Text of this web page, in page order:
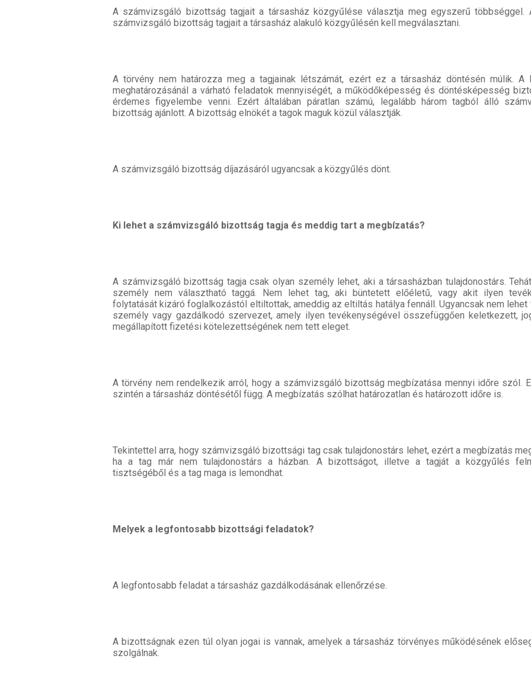
A számvizsgáló bizottság tagjait a társasház közgyűlése választja meg egyszerű többséggel.
számvizsgáló bizottság tagjait a társasház alakuló közgyűlésén kell megválasztani.
A törvény nem határozza meg a tagjainak létszámát, ezért ez a társasház döntésén múlik. A
meghatározásánál a várható feladatok mennyiségét, a működőképesség és döntésképesség
érdemes figyelembe venni. Ezért általában páratlan számú, legalább három tagból álló
bizottság ajánlott. A bizottság elnökét a tagok maguk közül választják.
A számvizsgáló bizottság díjazásáról ugyancsak a közgyűlés dönt.
Ki lehet a számvizsgáló bizottság tagja és meddig tart a megbízatás?
A számvizsgáló bizottság tagja csak olyan személy lehet, aki a társasházban tulajdonostárs.
személy nem választható taggá. Nem lehet tag, aki büntetett előéletű, vagy akit ilyen
folytatását kizáró foglalkozástól eltiltottak, ameddig az eltiltás hatálya fennáll. Ugyancsak nem lehet
személy vagy gazdálkodó szervezet, amely ilyen tevékenységével összefüggően keletkezett,
megállapított fizetési kötelezettségének nem tett eleget.
A törvény nem rendelkezik arról, hogy a számvizsgáló bizottság megbízatása mennyi időre szól.
szintén a társasház döntésétől függ. A megbízatás szólhat határozatlan és határozott időre is.
Tekintettel arra, hogy számvizsgáló bizottsági tag csak tulajdonostárs lehet, ezért a megbízatás
ha a tag már nem tulajdonostárs a házban. A bizottságot, illetve a tagját a közgyűlés
tisztségéből és a tag maga is lemondhat.
Melyek a legfontosabb bizottsági feladatok?
A legfontosabb feladat a társasház gazdálkodásának ellenőrzése.
A bizottságnak ezen túl olyan jogai is vannak, amelyek a társasház törvényes működésének
szolgálnak.